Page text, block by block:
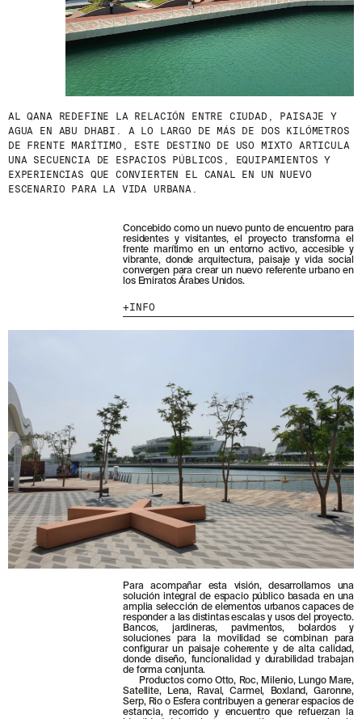
AL QANA REDEFINE LA RELACIÓN ENTRE CIUDAD, PAISAJE Y
AGUA EN ABU DHABI. A LO LARGO DE MÁS DE DOS KILÓMETROS
DE FRENTE MARÍTIMO, ESTE DESTINO DE USO MIXTO ARTICULA
UNA SECUENCIA DE ESPACIOS PÚBLICOS, EQUIPAMIENTOS Y
EXPERIENCIAS QUE CONVIERTEN EL CANAL EN UN NUEVO
ESCENARIO PARA LA VIDA URBANA.
Concebido como un nuevo punto de encuentro para
residentes y visitantes, el proyecto transforma el
frente marítimo en un entorno activo, accesible y
vibrante, donde arquitectura, paisaje y vida social
convergen para crear un nuevo referente urbano en
los Emiratos Árabes Unidos.
INFO
Para acompañar esta visión, desarrollamos una
solución integral de espacio público basada en una
amplia selección de elementos urbanos capaces de
responder a las distintas escalas y usos del proyecto.
Bancos, jardineras, pavimentos, bolardos y
soluciones para la movilidad se combinan para
configurar un paisaje coherente y de alta calidad,
donde diseño, funcionalidad y durabilidad trabajan
de forma conjunta.
Productos como Otto, Roc, Milenio, Lungo Mare,
Satellite, Lena, Raval, Carmel, Boxland, Garonne,
Serp, Rio o Esfera contribuyen a generar espacios de
estancia, recorrido y encuentro que refuerzan la
MENU
PROYECTOS
DISEÑADORES
STORIES
CONTACTO
DESCARGAS
RRSS
FB
VIMEO
NEWSLETTER
NTÉRATE DE NUESTRAS NOVEDADES
SUSCRIBIÉNDOTE A NUESTRA NEWSLETTER.
HE LEÍDO Y ACEPTO LAPOLÍTICA DE
PRIVACIDAD
LEGAL
POLÍTICA DE PRIVACIDAD
CANAL ÉTICO
CRÉDITOS